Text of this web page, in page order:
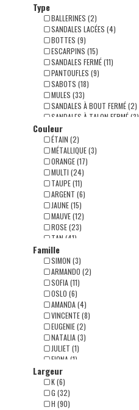
Type
BALLERINES (2)
SANDALES LACÉES (4)
BOTTES (9)
ESCARPINS (15)
SANDALES FERMÉ (11)
PANTOUFLES (9)
SABOTS (18)
MULES (33)
SANDALES À BOUT FERMÉ (2)
SANDALES À TALON FERMÉ (3)
FLÂNEUR (37)
CHAUSSURES LACÉES (212)
CHAUSSURES À VELCRO (50)
MARY-JANE (62)
BOTTES (311)
SANDALES À VELCRO (213)
Couleur
ÉTAIN (2)
MÉTALLIQUE (3)
ORANGE (17)
MULTI (24)
TAUPE (11)
ARGENT (6)
JAUNE (15)
MAUVE (12)
ROSE (23)
TAN (41)
DORÉ (17)
BLANC (57)
BRUN (40)
VERT (69)
ROUGE (44)
MARINE (5)
GRIS (21)
BLEU (123)
BEIGE (59)
BOURGOGNE (94)
NOIR (153)
Famille
SIMON (3)
ARMANDO (2)
SOFIA (11)
OSLO (6)
AMANDA (4)
VINCENTE (8)
EUGENIE (2)
NATALIA (3)
JULIET (1)
FIONA (1)
CARLA (6)
REBECCA (1)
TATIANA (4)
ATHENA (1)
Largeur
K (6)
G (32)
H (90)